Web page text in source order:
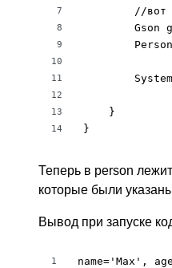
7
8
9
10
11
12
13
14
//вот
Gson
    }
}
Теперь в person
которые были
Вывод при запуске
1 name='Max',